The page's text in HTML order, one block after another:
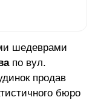
шедеврами
по вул.
продав
бюро